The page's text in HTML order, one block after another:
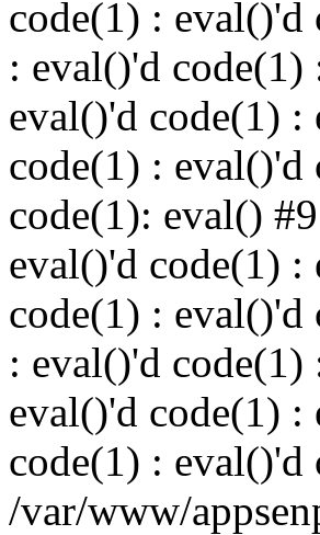
code(1) : eval()'d
: eval()'d
eval()'d code(1)
code(1) : eval()'d
code(1): eval()
eval()'d code(1)
code(1) : eval()'d
: eval()'d
eval()'d code(1)
code(1) : eval()'d
/var/www/